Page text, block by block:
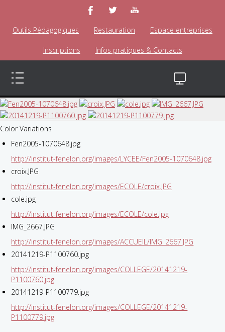
Outils Pédagogiques Restauration Espace entreprises
Inscriptions Infos pratiques & Contacts
Color Variations
Fen2005-1070648.jpg
http://institut-fenelon.org/images/LYCEE/Fen2005-1070648.jpg
croix.JPG
http://institut-fenelon.org/images/ECOLE/croix.JPG
cole.jpg
http://institut-fenelon.org/images/ECOLE/cole.jpg
IMG_2667.JPG
http://institut-fenelon.org/images/ACCUEIL/IMG_2667.JPG
20141219-P1100760.jpg
http://institut-fenelon.org/images/COLLEGE/20141219-
P1100760.jpg
20141219-P1100779.jpg
http://institut-fenelon.org/images/COLLEGE/20141219-
P1100779.jpg